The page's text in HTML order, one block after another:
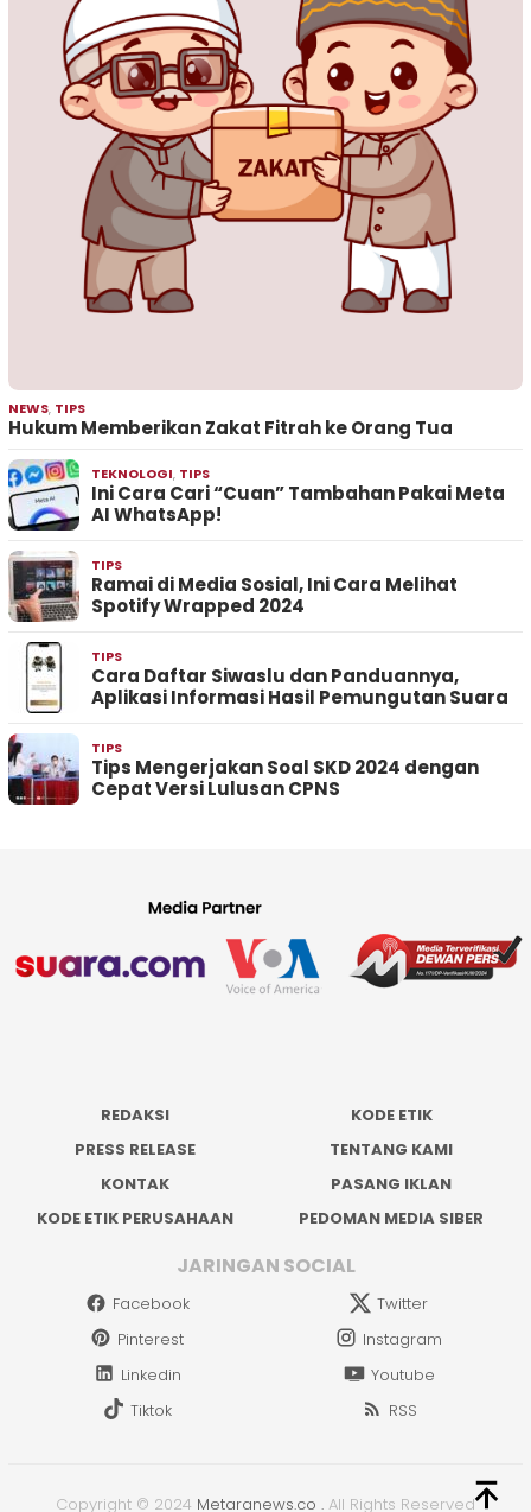
NEWS, TIPS
Hukum Memberikan Zakat Fitrah ke Orang Tua
TEKNOLOGI, TIPS
Ini Cara Cari “Cuan” Tambahan Pakai Meta
AI WhatsApp!
TIPS
Ramai di Media Sosial, Ini Cara Melihat
Spotify Wrapped 2024
TIPS
Cara Daftar Siwaslu dan Panduannya,
Aplikasi Informasi Hasil Pemungutan Suara
TIPS
Tips Mengerjakan Soal SKD 2024 dengan
Cepat Versi Lulusan CPNS
REDAKSI
KODE ETIK
PRESS RELEASE
TENTANG KAMI
KONTAK
PASANG IKLAN
KODE ETIK PERUSAHAAN
PEDOMAN MEDIA SIBER
JARINGAN SOCIAL
Facebook
Twitter
Pinterest
Instagram
Linkedin
Youtube
Tiktok
RSS
Copyright © 2024 Metaranews.co . All Rights Reserved